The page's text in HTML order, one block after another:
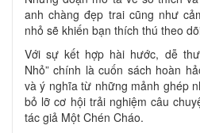
anh chàng đẹp trai cũng như
nhỏ sẽ khiến bạn thích thú theo
Với sự kết hợp hài hước, dễ
Nhỏ” chính là cuốn sách hoàn
và ý nghĩa từ những mảnh ghép
bỏ lỡ cơ hội trải nghiệm câu
tác giả Một Chén Cháo.